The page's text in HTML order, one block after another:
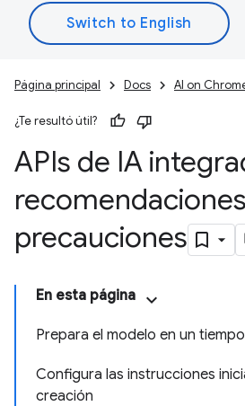
Página principal Docs AI on
¿Te resultó útil?
APIs de IA
precauciones
En esta página
Prepara el modelo en un
Configura las instrucciones
creación